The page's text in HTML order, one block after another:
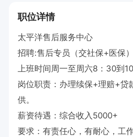
职位详情
太平洋售后服务中心
招聘:售后专员（交社保+医保）
上班时间周一至周六8：30到
岗位职责：办理续保+理赔+贷
供。
薪资待遇：综合收入5000+
要求：有责任心，有耐心，工